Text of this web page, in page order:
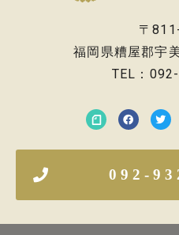
〒
福岡県糟屋郡宇
TEL：
092-